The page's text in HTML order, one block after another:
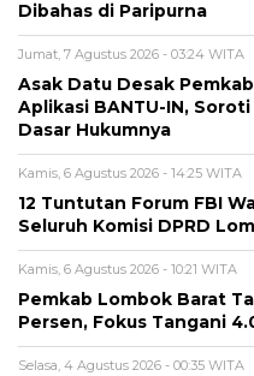
Dibahas di Paripurna
Jumat, 7 Agustus 2026 - 03:24 WITA
Asak Datu Desak
Aplikasi BANTU-IN,
Dasar Hukumnya
Kamis, 6 Agustus 2026 - 14:25 WITA
12 Tuntutan Forum FBI
Seluruh Komisi DPRD
Kamis, 6 Agustus 2026 - 10:21 WITA
Pemkab Lombok Barat
Persen, Fokus Tangani
Selasa, 4 Agustus 2026 - 00:35 WITA